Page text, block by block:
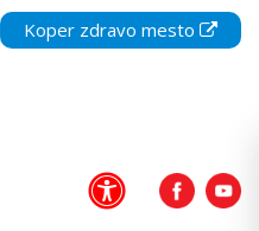
Koper zdravo mesto